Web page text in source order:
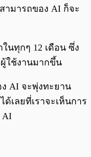
ามารถของ AI ก็จะ
นทุกๆ 12 เดือน ซึ่ง
ใช้งานมากขึ้น
AI จะพุ่งทะยาน
เลยที่เราจะเห็นการ
AI